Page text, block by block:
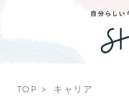
TOP キャリア